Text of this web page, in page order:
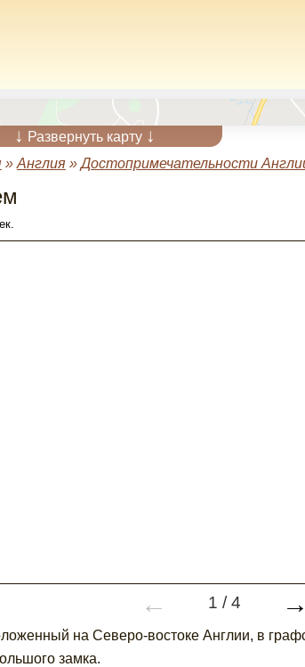
↓ Развернуть карту ↓
» Англия»Достопримечательности
← 1 /4 →
на Северо-востоке Англии, в
замка.